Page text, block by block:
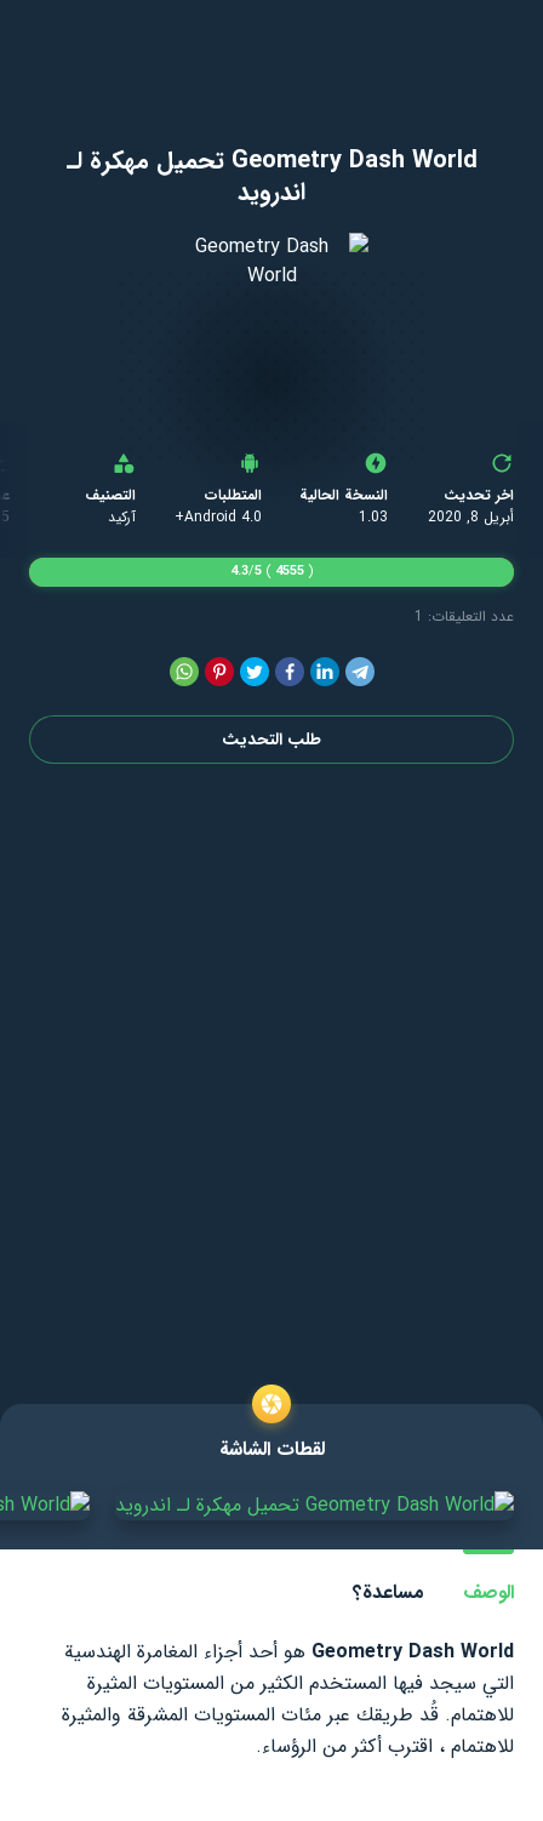
Geometry Dash World تحميل مهكرة لـ
اندرويد
اخر تحديث
أبريل 8, 2020
النسخة الحالية
1.03
المتطلبات
Android 4.0+
التصنيف
آركيد
عدد التعليقات: 1
(
4555
)
4.3/5
طلب التحديث
لقطات الشاشة
الوصف
مساعدة؟
Geometry Dash World هو أحد أجزاء المغامرة الهندسية
التي سيجد فيها المستخدم الكثير من المستويات المثيرة
للاهتمام. قُد طريقك عبر مئات المستويات المشرقة والمثيرة
للاهتمام ، اقترب أكثر من الرؤساء.